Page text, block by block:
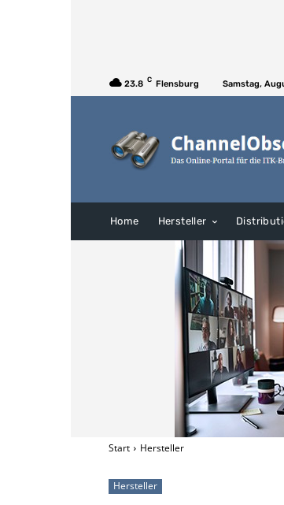
23.8 C Flensburg Samstag,
Home Hersteller
Start Hersteller
Hersteller